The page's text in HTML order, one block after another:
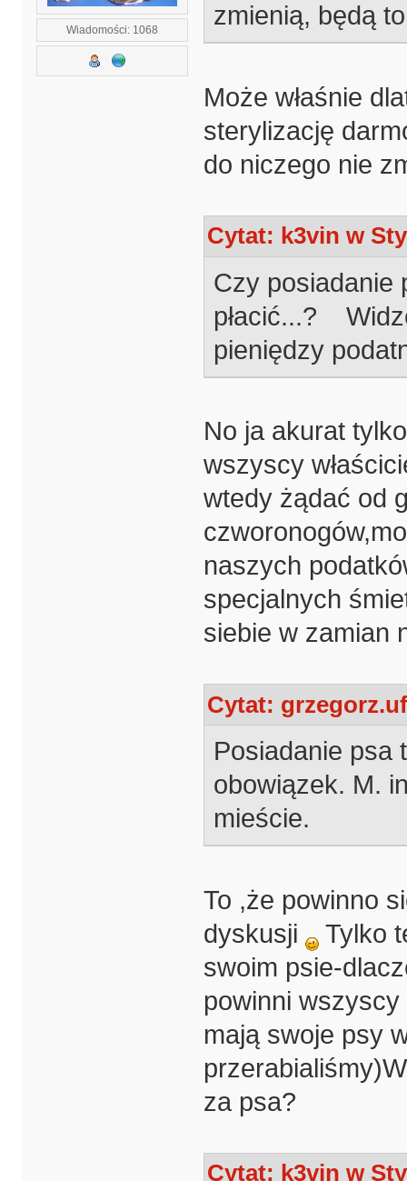
Wiadomości: 1068
zmienią, będą
Może właśnie
sterylizację
do niczego nie
Cytat: k3vin w
Czy posiadanie
płacić...?
pieniędzy
No ja akurat
wszyscy
wtedy żądać od
naszych
specjalnych
siebie w zamian
Cytat:
Posiadanie psa
obowiązek. M.
mieście.
To ,że powinno
dyskusji
Tylko
swoim psie-
powinni wszyscy
mają swoje psy
za psa?
Cytat: k3vin w